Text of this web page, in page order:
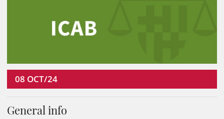
08 OCT/24
General info